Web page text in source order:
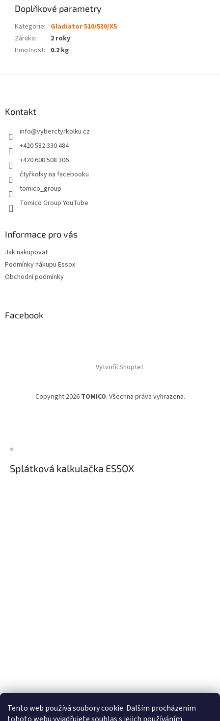
Tento web používá soubory cookie. Dalším procházením
Doplňkové parametry
Kategorie: Gladiator 510/530/X5
Záruka:
2 roky
Hmotnost: 0.2 kg
Kontakt
info@vyberctyrkolku.cz
+420 582 330 484
+420 608 508 306
čtyřkolky na facebooku
tomico_group
Tomico Group YouTube
Informace pro vás
Jak nakupovat
Podmínky nákupu Essox
Obchodní podmínky
Facebook
Vytvořil Shoptet
Copyright 2026 TOMICO. Všechna práva vyhrazena.
×
Splátková kalkulačka ESSOX